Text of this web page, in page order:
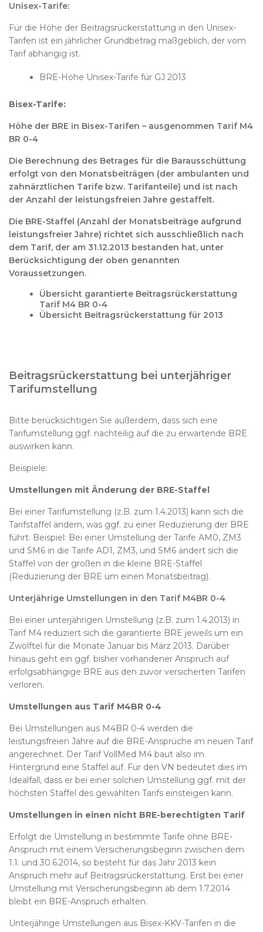
Unisex-Tarife:
Für die Höhe der Beitragsrückerstattung in den Unisex-
Tarifen ist ein jährlicher Grundbetrag maßgeblich, der vom
Tarif abhängig ist.
BRE-Höhe Unisex-Tarife für GJ 2013
Bisex-Tarife:
Höhe der BRE in Bisex-Tarifen – ausgenommen Tarif M4
BR 0-4
Die Berechnung des Betrages für die Barausschüttung
erfolgt von den Monatsbeiträgen (der ambulanten und
zahnärztlichen Tarife bzw. Tarifanteile) und ist nach
der Anzahl der leistungsfreien Jahre gestaffelt.
Die BRE-Staffel (Anzahl der Monatsbeiträge aufgrund
leistungsfreier Jahre) richtet sich ausschließlich nach
dem Tarif, der am 31.12.2013 bestanden hat, unter
Berücksichtigung der oben genannten
Voraussetzungen.
Übersicht garantierte Beitragsrückerstattung
Tarif M4 BR 0-4
Übersicht Beitragsrückerstattung für 2013
Beitragsrückerstattung bei unterjähriger
Tarifumstellung
Bitte berücksichtigen Sie außerdem, dass sich eine
Tarifumstellung ggf. nachteilig auf die zu erwartende BRE
auswirken kann.
Beispiele:
Umstellungen mit Änderung der BRE-Staffel
Bei einer Tarifumstellung (z.B. zum 1.4.2013) kann sich die
Tarifstaffel ändern, was ggf. zu einer Reduzierung der BRE
führt. Beispiel: Bei einer Umstellung der Tarife AM0, ZM3
und SM6 in die Tarife AD1, ZM3, und SM6 ändert sich die
Staffel von der großen in die kleine BRE-Staffel
(Reduzierung der BRE um einen Monatsbeitrag).
Unterjährige Umstellungen in den Tarif M4BR 0-4
Bei einer unterjährigen Umstellung (z.B. zum 1.4.2013) in
Tarif M4 reduziert sich die garantierte BRE jeweils um ein
Zwölftel für die Monate Januar bis März 2013. Darüber
hinaus geht ein ggf. bisher vorhandener Anspruch auf
erfolgsabhängige BRE aus den zuvor versicherten Tarifen
verloren.
Umstellungen aus Tarif M4BR 0-4
Bei Umstellungen aus M4BR 0-4 werden die
leistungsfreien Jahre auf die BRE-Ansprüche im neuen Tarif
angerechnet. Der Tarif VollMed M4 baut also im
Hintergrund eine Staffel auf. Für den VN bedeutet dies im
Idealfall, dass er bei einer solchen Umstellung ggf. mit der
höchsten Staffel des gewählten Tarifs einsteigen kann.
Umstellungen in einen nicht BRE-berechtigten Tarif
Erfolgt die Umstellung in bestimmte Tarife ohne BRE-
Anspruch mit einem Versicherungsbeginn zwischen dem
1.1. und 30.6.2014, so besteht für das Jahr 2013 kein
Anspruch mehr auf Beitragsrückerstattung. Erst bei einer
Umstellung mit Versicherungsbeginn ab dem 1.7.2014
bleibt ein BRE-Anspruch erhalten.
Unterjährige Umstellungen aus Bisex-KKV-Tarifen in die